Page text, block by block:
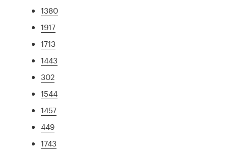
1380
1917
1713
1443
302
1544
1457
449
1743